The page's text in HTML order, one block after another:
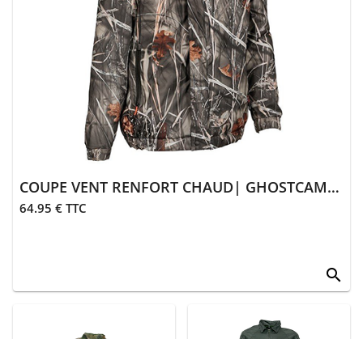
> Guêtres,
chaussettes
> Ceintures
> Divers
Équipements
Équipements
divers
COUPE VENT RENFORT CHAUD| GHOSTCAMO WET & COLORS
64.95 € TTC
search